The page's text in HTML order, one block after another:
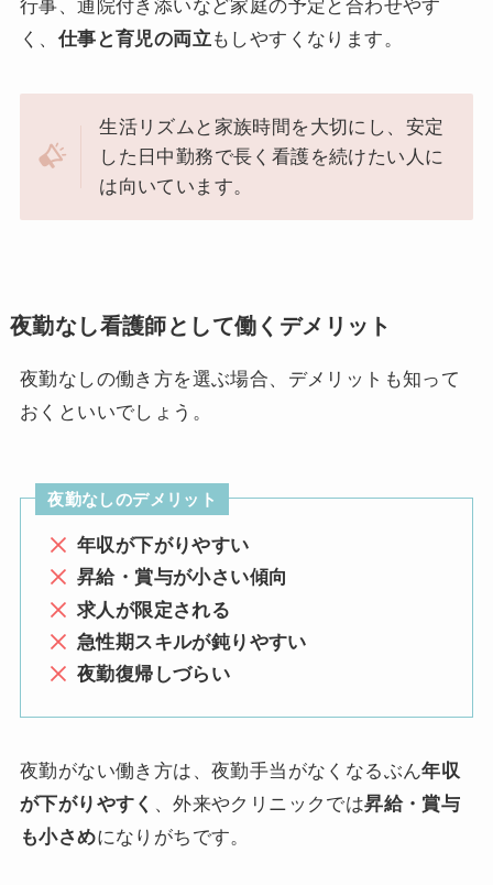
行事、通院付き添いなど家庭の予定と合わせやす
く、 仕事と育児の両立もしやすくなります。
生活リズムと家族時間を大切にし、安定
した日中勤務で長く看護を続けたい人に
は向いています。
夜勤なし看護師として働くデメリット
夜勤なしの働き方を選ぶ場合、デメリットも知って
おくといいでしょう。
夜勤なしのデメリット
年収が下がりやすい
昇給・賞与が小さい傾向
求人が限定される
急性期スキルが鈍りやすい
夜勤復帰しづらい
夜勤がない働き方は、夜勤手当がなくなるぶん年収
が下がりやすく 、外来やクリニックでは昇給・賞与
も小さめになりがちです。